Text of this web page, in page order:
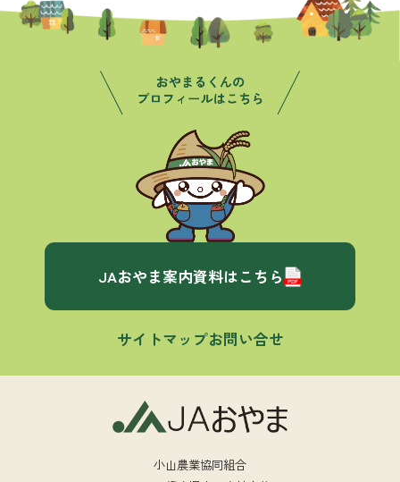
JAおやま案内資料はこちら
サイトマップお問い合せ
小山農業協同組合